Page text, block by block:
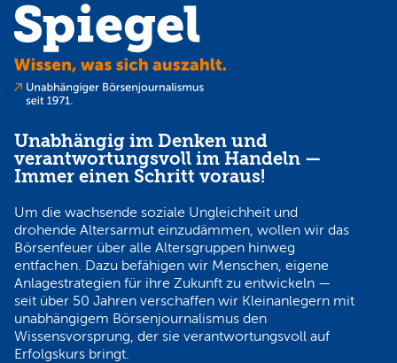
Unabhängig im Denken und
verantwortungsvoll im Handeln —
Immer einen Schritt voraus!
Um die wachsende soziale Ungleichheit und
drohende Altersarmut einzudämmen, wollen wir das
Börsenfeuer über alle Altersgruppen hinweg
entfachen. Dazu befähigen wir Menschen, eigene
Anlagestrategien für ihre Zukunft zu entwickeln —
seit über 50 Jahren verschaffen wir Kleinanlegern mit
unabhängigem Börsenjournalismus den
Wissensvorsprung, der sie verantwortungsvoll auf
Erfolgskurs bringt.